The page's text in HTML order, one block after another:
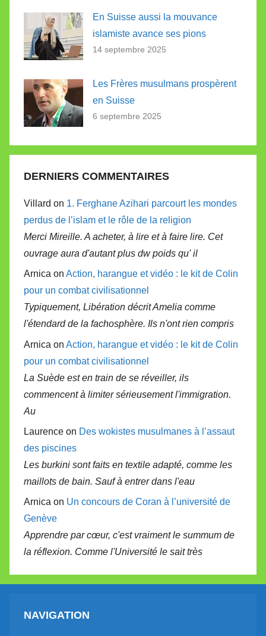
En Suisse aussi la mouvance
islamiste avance ses pions
14 septembre 2025
Les Frères musulmans prospèrent
en Suisse
6 septembre 2025
DERNIERS COMMENTAIRES
Villard on 1. Ferghane Azihari parcourt les mondes
perdus de l’islam et le rôle de la religion
Merci Mireille. A acheter, à lire et à faire lire. Cet
ouvrage aura d'autant plus dw poids qu' il
Arnica on Action, harangue et vidéo : le kit de Colin
pour un combat civilisationnel
Typiquement, Libération décrit Amelia comme
l'étendard de la fachosphère. Ils n'ont rien compris
Arnica on Action, harangue et vidéo : le kit de Colin
pour un combat civilisationnel
La Suède est en train de se réveiller, ils
commencent à limiter sérieusement l'immigration.
Au
Laurence on Des wokistes musulmanes à l’assaut
des piscines
Les burkini sont faits en textile adapté, comme les
maillots de bain. Sauf à entrer dans l'eau
Arnica on Un concours de Coran à l’université de
Genève
Apprendre par cœur, c'est vraiment le summum de
la réflexion. Comme l'Université le sait très
NAVIGATION